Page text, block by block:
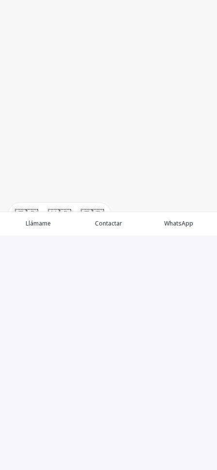
🇪🇸 🇺🇸 🇫🇷
Llámame Contactar WhatsApp